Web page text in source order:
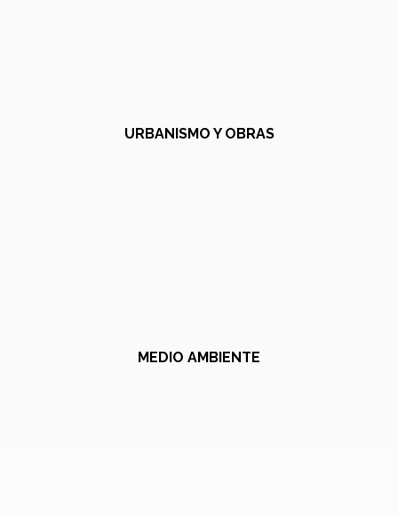
URBANISMO Y OBRAS
MEDIO AMBIENTE